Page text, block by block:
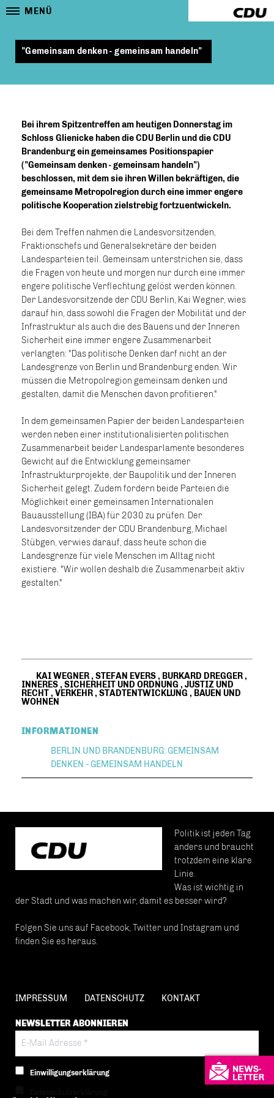
MENÜ
"Gemeinsam denken - gemeinsam handeln"
Bei ihrem Spitzentreffen am heutigen Donnerstag im
Schloss Glienicke haben die CDU Berlin und die CDU
Brandenburg ein gemeinsames Positionspapier
("Gemeinsam denken - gemeinsam handeln")
beschlossen, mit dem sie ihren Willen bekräftigen, die
gemeinsame Metropolregion durch eine immer engere
politische Kooperation zielstrebig fortzuentwickeln.
Bei dem Treffen nahmen die Landesvorsitzenden,
Fraktionschefs und Generalsekretäre der beiden
Landesparteien teil. Gemeinsam unterstrichen sie, dass
die Fragen von heute und morgen nur durch eine immer
engere politische Verflechtung gelöst werden können.
Der Landesvorsitzende der CDU Berlin, Kai Wegner, wies
darauf hin, dass sowohl die Fragen der Mobilität und der
Infrastruktur als auch die des Bauens und der Inneren
Sicherheit eine immer engere Zusammenarbeit
verlangten: "Das politische Denken darf nicht an der
Landesgrenze von Berlin und Brandenburg enden. Wir
müssen die Metropolregion gemeinsam denken und
gestalten, damit die Menschen davon profitieren."
In dem gemeinsamen Papier der beiden Landesparteien
werden neben einer institutionalisierten politischen
Zusammenarbeit beider Landesparlamente besonderes
Gewicht auf die Entwicklung gemeinsamer
Infrastrukturprojekte, der Baupolitik und der Inneren
Sicherheit gelegt. Zudem fordern beide Parteien die
Möglichkeit einer gemeinsamen Internationalen
Bauausstellung (IBA) für 2030 zu prüfen. Der
Landesvorsitzender der CDU Brandenburg, Michael
Stübgen, verwies darauf, dass heute schon die
Landesgrenze für viele Menschen im Alltag nicht
existiere. "Wir wollen deshalb die Zusammenarbeit aktiv
gestalten."
KAI WEGNER, STEFAN EVERS, BURKARD DREGGER,
INNERES, SICHERHEIT UND ORDNUNG , JUSTIZ UND
RECHT, VERKEHR, STADTENTWICKLUNG , BAUEN UND
WOHNEN
INFORMATIONEN
BERLIN UND BRANDENBURG: GEMEINSAM
DENKEN - GEMEINSAM HANDELN
Politik ist jeden Tag
anders und braucht
trotzdem eine klare
Linie.
Was ist wichtig in
der Stadt und was machen wir, damit es besser wird?
Folgen Sie uns auf Facebook, Twitter und Instagram und
finden Sie es heraus.
IMPRESSUM DATENSCHUTZ KONTAKT
NEWSLETTER ABONNIEREN
Einwilligungserklärung